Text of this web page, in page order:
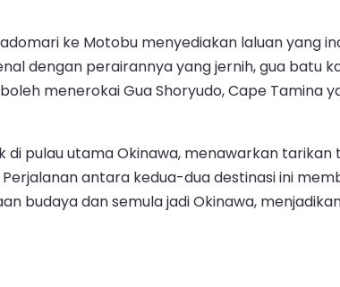
ke Motobu menyediakan laluan yang
dengan perairannya yang jernih, gua batu
menerokai Gua Shoryudo, Cape
di pulau utama Okinawa, menawarkan
Perjalanan antara kedua-dua destinasi ini
budaya dan semula jadi Okinawa,